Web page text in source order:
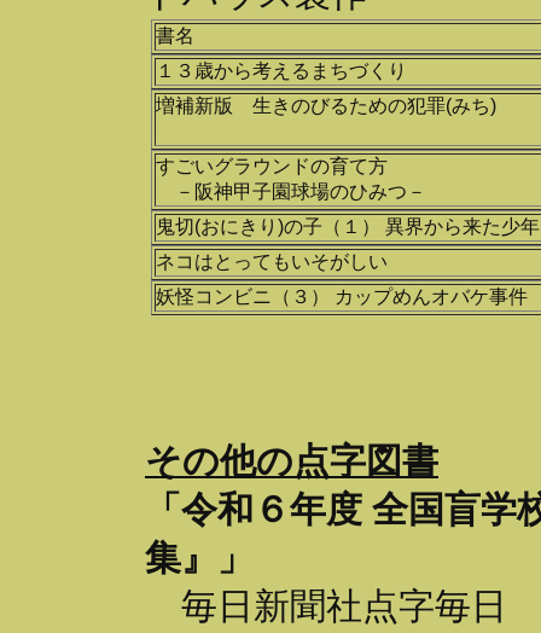
書名
１３歳から考えるまちづくり
増補新版 生きのびるための犯罪(みち)
すごいグラウンドの育て方
－阪神甲子園球場のひみつ－
鬼切(おにきり)の子（１） 異界から来た少年
ネコはとってもいそがしい
妖怪コンビニ（３） カップめんオバケ事件
その他の点字図書
「令和６年度 全国盲
集』」
毎日新聞社点字毎日